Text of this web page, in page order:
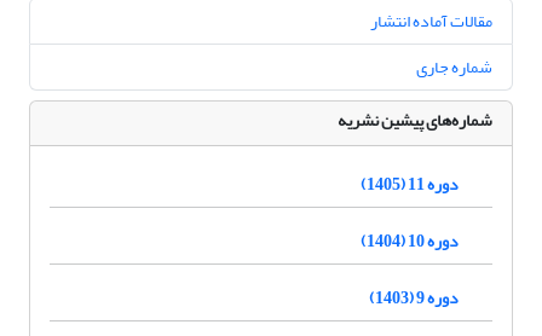
مقالات آماده انتشار
شماره جاری
شماره‌های پیشین نشریه
دوره 11 (1405)
دوره 10 (1404)
دوره 9 (1403)